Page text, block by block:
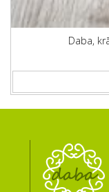
Daba,